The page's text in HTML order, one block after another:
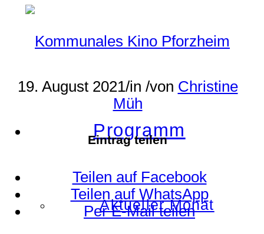
Programm
Aktueller Monat
19. August 2021/in /von Christine
Müh
Eintrag teilen
Teilen auf Facebook
Teilen auf WhatsApp
Per E-Mail teilen